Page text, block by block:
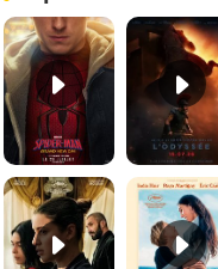
Les Matins merveilleux Bande-annonce VF